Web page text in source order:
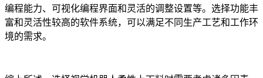
编程能力、可视化编程界面和灵活的调整设置等。选择功能丰
富和灵活性较高的软件系统，可以满足不同生产工艺和工作环
境的需求。